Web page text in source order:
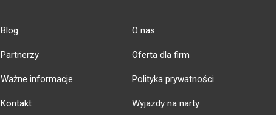
Blog O nas
Partnerzy Oferta dla firm
Ważne informacje Polityka prywatności
Kontakt Wyjazdy na narty